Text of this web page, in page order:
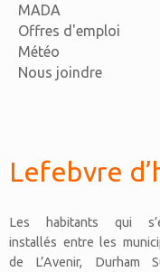
MADA
Offres d'emploi
Météo
Nous joindre
Lefebvre
Les habitants qui
installés entre les
de L’Avenir, Durham